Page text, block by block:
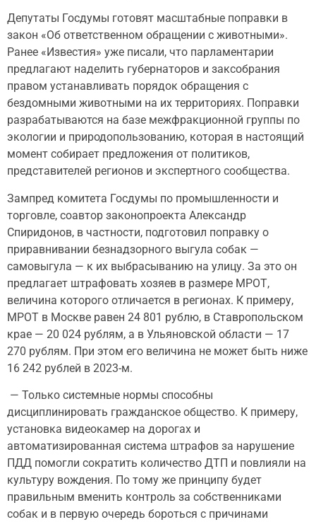
Депутаты Госдумы готовят масштабные поправки в
закон «Об ответственном обращении с животными».
Ранее «Известия» уже писали, что парламентарии
предлагают наделить губернаторов и заксобрания
правом устанавливать порядок обращения с
бездомными животными на их территориях. Поправки
разрабатываются на базе межфракционной группы по
экологии и природопользованию, которая в настоящий
момент собирает предложения от политиков,
представителей регионов и экспертного сообщества.
Зампред комитета Госдумы по промышленности и
торговле, соавтор законопроекта Александр
Спиридонов, в частности, подготовил поправку о
приравнивании безнадзорного выгула собак —
самовыгула — к их выбрасыванию на улицу. За это он
предлагает штрафовать хозяев в размере МРОТ,
величина которого отличается в регионах. К примеру,
МРОТ в Москве равен 24 801 рублю, в Ставропольском
крае — 20 024 рублям, а в Ульяновской области — 17
270 рублям. При этом его величина не может быть ниже
16 242 рублей в 2023-м.
— Только системные нормы способны
дисциплинировать гражданское общество. К примеру,
установка видеокамер на дорогах и
автоматизированная система штрафов за нарушение
ПДД помогли сократить количество ДТП и повлияли на
культуру вождения. По тому же принципу будет
правильным вменить контроль за собственниками
собак и в первую очередь бороться с причинами